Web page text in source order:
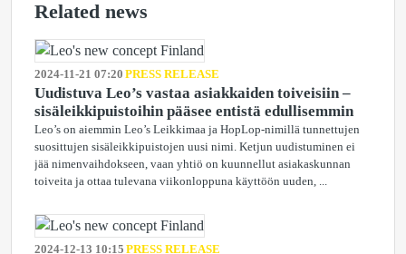
Related news
2024-11-21 07:20 PRESS RELEASE
Uudistuva Leo’s vastaa asiakkaiden toiveisiin –
sisäleikkipuistoihin pääsee entistä edullisemmin
Leo’s on aiemmin Leo’s Leikkimaa ja HopLop-nimillä tunnettujen
suosittujen sisäleikkipuistojen uusi nimi. Ketjun uudistuminen ei
jää nimenvaihdokseen, vaan yhtiö on kuunnellut asiakaskunnan
toiveita ja ottaa tulevana viikonloppuna käyttöön uuden, ...
2024-12-13 10:15 PRESS RELEASE